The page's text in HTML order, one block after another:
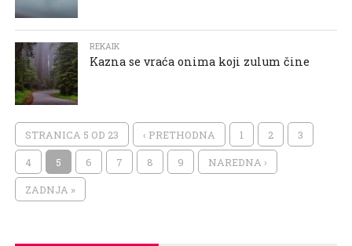
REKAIK
Kazna se vraća onima koji zulum čine
STRANICA 5 OD 23 ‹ PRETHODNA 1 2 3
4 5 6 7 8 9 NAREDNA ›
ZADNJA »